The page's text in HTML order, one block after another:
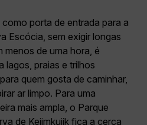
porta de entrada para a
Escócia, sem exigir longas
menos de uma hora, é
lagos, praias e trilhos
quem gosta de caminhar,
ar limpo. Para uma
mais ampla, o Parque
de Kejimkujik fica a cerca